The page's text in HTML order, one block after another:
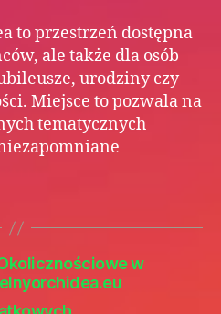
to przestrzeń dostępna
ale także dla osób
urodziny czy
Miejsce to pozwala na
tematycznych
w